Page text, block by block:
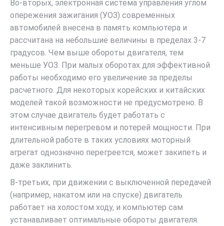
Во-вторых, электронная система управления углом
опережения зажигания (УОЗ) современных
автомобилей внесена в память компьютера и
рассчитана на небольшие величины в пределах 3-7
градусов. Чем выше обороты двигателя, тем
меньше УОЗ. При малых оборотах для эффективной
работы необходимо его увеличение за пределы
расчетного. Для некоторых корейских и китайских
моделей такой возможности не предусмотрено. В
этом случае двигатель будет работать с
интенсивным перегревом и потерей мощности. При
длительной работе в таких условиях моторный
агрегат однозначно перегреется, может закипеть и
даже заклинить.
В-третьих, при движении с выключенной передачей
(например, накатом или на спуске) двигатель
работает на холостом ходу, и компьютер сам
устанавливает оптимальные обороты двигателя.